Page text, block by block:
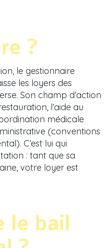
?
le gestionnaire
les loyers des
Son champ d’action
l’aide au
médicale
(conventions
C’est lui qui
: tant que sa
votre loyer est
le bail